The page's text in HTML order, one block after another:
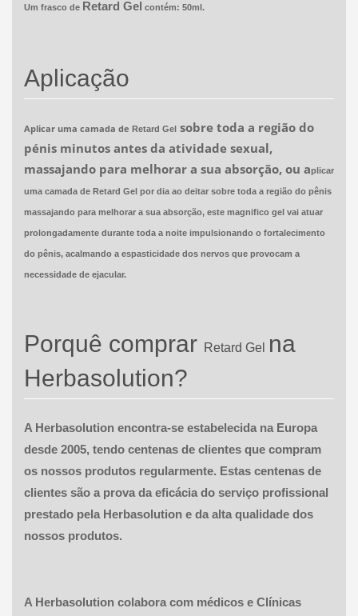
Um frasco de Retard Gel contém: 50ml.
Aplicação
Aplicar uma camada de Retard Gel sobre toda a região do
pénis minutos antes da atividade sexual,
massajando para melhorar a sua absorção, ou aplicar
uma camada de Retard Gel por dia ao deitar sobre toda a região do pênis
massajando para melhorar a sua absorção, este magnifico gel vai atuar
prolongadamente durante toda a noite impulsionando o fortalecimento
do pênis, acalmando a espasticidade dos nervos que provocam a
necessidade de ejacular.
Porquê comprar Retard Gel na
Herbasolution?
A Herbasolution encontra-se estabelecida na Europa
desde 2005, tendo centenas de clientes que compram
os nossos produtos regularmente. Estas centenas de
clientes são a prova da eficácia do serviço profissional
prestado pela Herbasolution e da alta qualidade dos
nossos produtos.
A Herbasolution colabora com médicos e Clínicas